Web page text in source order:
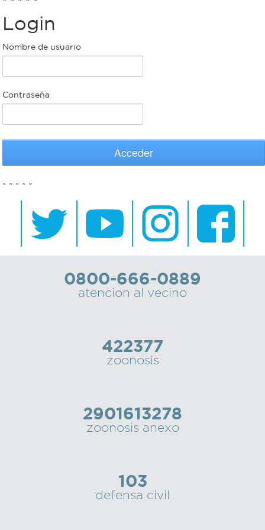
Bromatología
Rentas
Municipal
bondi
Recorrido
colectivos
Recarga
Personal
municipal
Login
Nombre de usuario
Contraseña
Acceder
~ ~ ~ ~ ~
0800-666-0889
atencion al vecino
422377
zoonosis
2901613278
zoonosis anexo
103
defensa civil